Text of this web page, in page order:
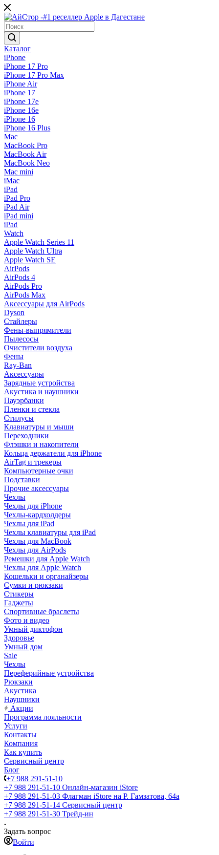
Каталог
iPhone
iPhone 17 Pro
iPhone 17 Pro Max
iPhone Air
iPhone 17
iPhone 17e
iPhone 16e
iPhone 16
iPhone 16 Plus
Mac
MacBook Pro
MacBook Air
MacBook Neo
Mac mini
iMac
iPad
iPad Pro
iPad Air
iPad mini
iPad
Watch
Apple Watch Series 11
Apple Watch Ultra
Apple Watch SE
AirPods
AirPods 4
AirPods Pro
AirPods Max
Аксессуары для AirPods
Dyson
Стайлеры
Фены-выпрямители
Пылесосы
Очистители воздуха
Фены
Ray-Ban
Аксессуары
Зарядные устройства
Акустика и наушники
Пауэрбанки
Пленки и стекла
Стилусы
Клавиатуры и мыши
Переходники
Флэшки и накопители
Кольца держатели для iPhone
AirTag и трекеры
Компьютерные очки
Подставки
Прочие аксессуары
Чехлы
Чехлы для iPhone
Чехлы-кардхолдеры
Чехлы для iPad
Чехлы клавиатуры для iPad
Чехлы для MacBook
Чехлы для AirPods
Ремешки для Apple Watch
Чехлы для Apple Watch
Кошельки и органайзеры
Сумки и рюкзаки
Стикеры
Гаджеты
Спортивные браслеты
Фото и видео
Умный диктофон
Здоровье
Умный дом
Sale
Чехлы
Переферийные устройства
Рюкзаки
Акустика
Наушники
Акции
Программа лояльности
Услуги
Контакты
Компания
Как купить
Сервисный центр
Блог
+7 988 291-51-10
+7 988 291-51-10 Онлайн-магазин iStore
+7 988 291-51-03 Флагман iStore на Р. Гамзатова, 64а
+7 988 291-51-14 Сервисный центр
+7 988 291-51-30 Трейд-ин
Задать вопрос
Войти